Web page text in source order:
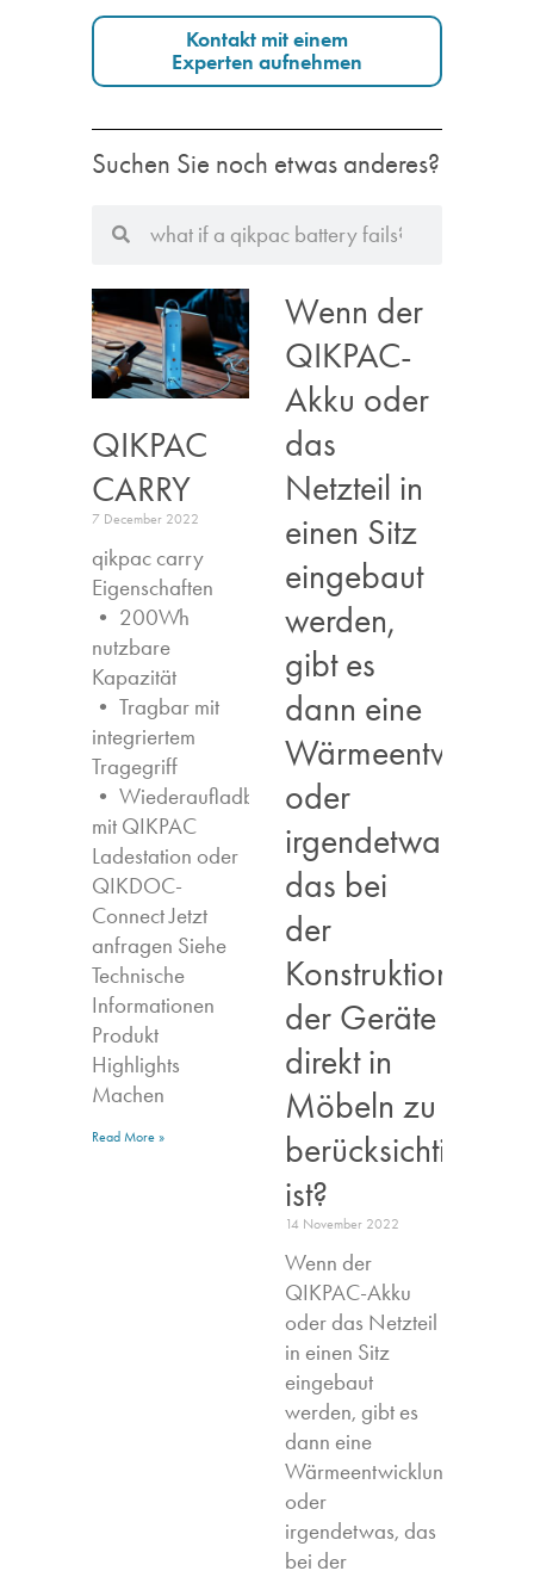
Kontakt mit einem
Experten aufnehmen
Suchen Sie noch etwas anderes?
QIKPAC
CARRY
7 December 2022
qikpac carry
Eigenschaften ​
• 200Wh
nutzbare
Kapazität
• Tragbar mit
integriertem
Tragegriff
• Wiederaufladbar
mit QIKPAC
Ladestation oder
QIKDOC-
Connect Jetzt
anfragen​ Siehe
Technische
Informationen
Produkt
Highlights​
Machen
Read More »
Wenn der
QIKPAC-
Akku oder
das
Netzteil in
einen Sitz
eingebaut
werden,
gibt es
dann eine
oder
irgendetwas,
das bei
der
Konstruktion
der Geräte
direkt in
Möbeln zu
berücksichtigen
ist?
14 November 2022
Wenn der
QIKPAC-Akku
oder das Netzteil
in einen Sitz
eingebaut
werden, gibt es
dann eine
Wärmeentwicklung,
oder
irgendetwas, das
bei der